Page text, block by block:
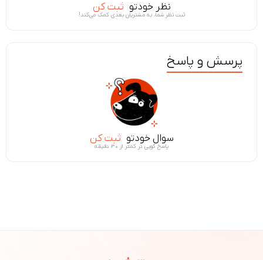
نظر خودتو ثبت کن
ثبت نظر شما، به مشتریان بعدی کمک می‌کند!
پرسش و پاسخ
سوال خودتو ثبت کن
پاسخ گویی در کمتر از ۳۰ دقیقه